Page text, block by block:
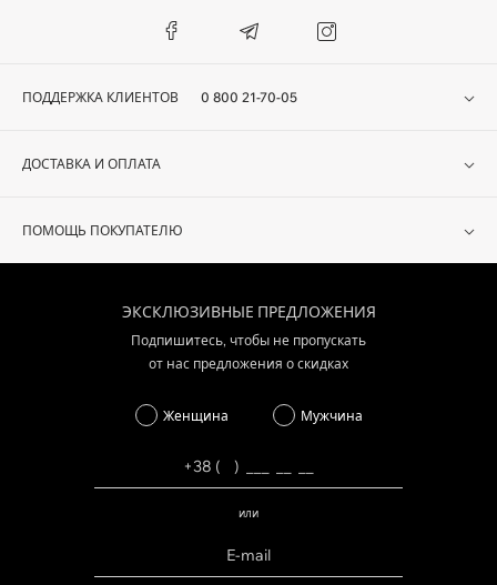
ПОДДЕРЖКА КЛИЕНТОВ 0 800 21-70-05
ДОСТАВКА И ОПЛАТА
ПОМОЩЬ ПОКУПАТЕЛЮ
ЭКСКЛЮЗИВНЫЕ ПРЕДЛОЖЕНИЯ
Подпишитесь, чтобы не пропускать
от нас предложения о скидках
Женщина Мужчина
или